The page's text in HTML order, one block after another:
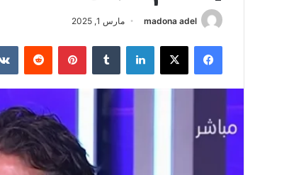
madona adel مارس 1, 2025
فيسبوك لينكدإن بينتيريست